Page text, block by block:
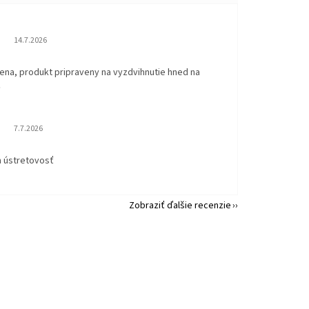
Hodnotenie obchodu je 5 z 5 hviezdičiek.
14.7.2026
produkt pripraveny na vyzdvihnutie hned na
Hodnotenie obchodu je 5 z 5 hviezdičiek.
7.7.2026
ústretovosť
Zobraziť ďalšie recenzie